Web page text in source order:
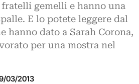
gemelli e hanno una
E lo potete leggere dal
hanno dato a Sarah Corona,
per una mostra nel
03/2013